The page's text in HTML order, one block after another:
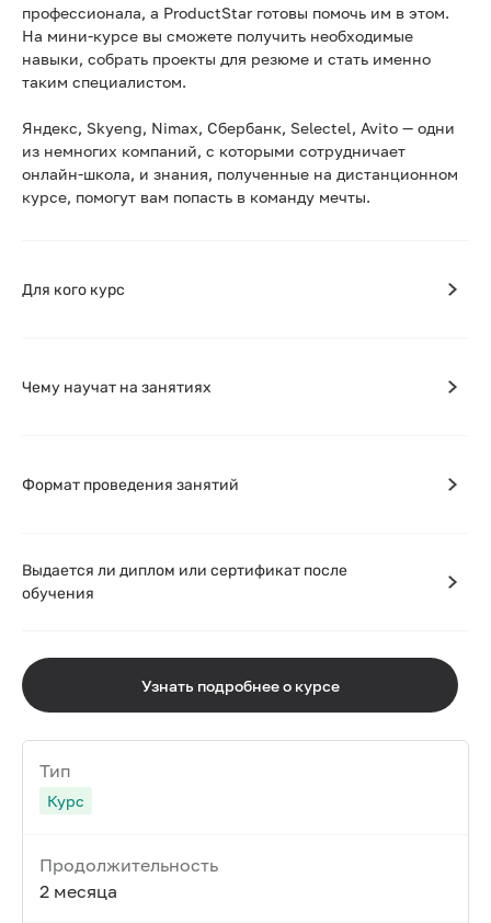
профессионала, а ProductStar готовы помочь им в этом.
На мини-курсе вы сможете получить необходимые
навыки, собрать проекты для резюме и стать именно
таким специалистом.
Яндекс, Skyeng, Nimax, Сбербанк, Selectel, Avito — одни
из немногих компаний, с которыми сотрудничает
онлайн-школа, и знания, полученные на дистанционном
курсе, помогут вам попасть в команду мечты.
Для кого курс
Чему научат на занятиях
Формат проведения занятий
Выдается ли диплом или сертификат после
обучения
Узнать подробнее о курсе
Тип
Курс
Продолжительность
2 месяца